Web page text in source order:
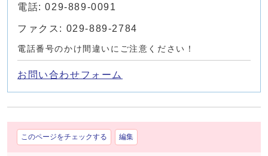
電話: 029-889-0091
ファクス: 029-889-2784
電話番号のかけ間違いにご注意ください！
お問い合わせフォーム
このページをチェックする 編集